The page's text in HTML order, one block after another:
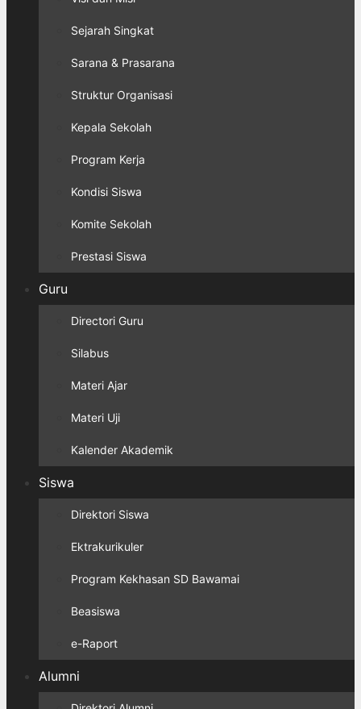
Sejarah Singkat
Sarana & Prasarana
Struktur Organisasi
Kepala Sekolah
Program Kerja
Kondisi Siswa
Komite Sekolah
Prestasi Siswa
Guru
Directori Guru
Silabus
Materi Ajar
Materi Uji
Kalender Akademik
Siswa
Direktori Siswa
Ektrakurikuler
Program Kekhasan SD Bawamai
Beasiswa
e-Raport
Alumni